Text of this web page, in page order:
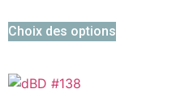
Choix des options